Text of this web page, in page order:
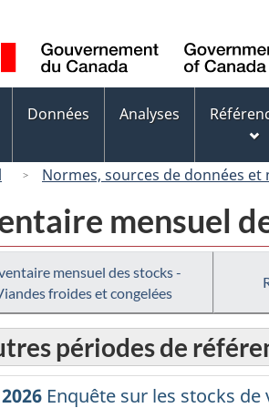
Données Analyses
Normes, sources de données et
mensuel
mensuel des stocks -
froides et congelées
périodes de